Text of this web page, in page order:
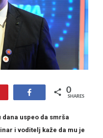
Share 0
SHARES
uspeo da smrša
i voditelj kaže da mu je